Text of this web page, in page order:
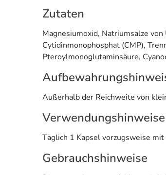
Zutaten
Magnesiumoxid, Natriumsalze
Cytidinmonophosphat (CMP),
Pteroylmonoglutaminsäure,
Außerhalb der Reichweite von
Verwendungshinweise
Täglich 1 Kapsel vorzugsweise
Gebrauchshinweise